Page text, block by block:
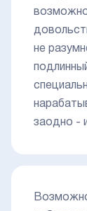
не
заодно -